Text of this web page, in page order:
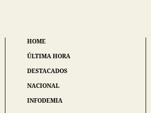
HOME
ÚLTIMA HORA
DESTACADOS
NACIONAL
INFODEMIA